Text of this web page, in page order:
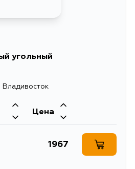
угольный
Владивосток
Цена
1967